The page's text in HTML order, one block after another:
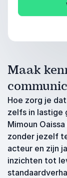
Maak
Hoe zorg je
zelfs in lastige
Mimoun
zonder jezelf
acteur en zijn
inzichten tot